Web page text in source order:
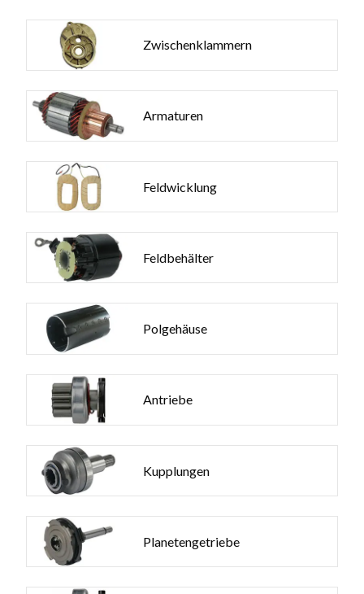
Zwischenklammern
Armaturen
Feldwicklung
Feldbehälter
Polgehäuse
Antriebe
Kupplungen
Planetengetriebe